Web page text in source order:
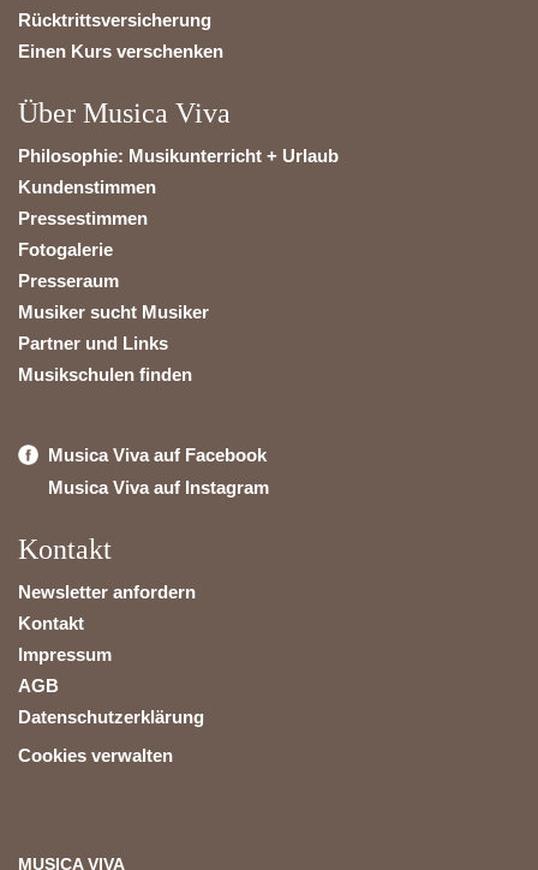
Rücktrittsversicherung
Einen Kurs verschenken
Über Musica Viva
Philosophie: Musikunterricht + Urlaub
Kundenstimmen
Pressestimmen
Fotogalerie
Presseraum
Musiker sucht Musiker
Partner und Links
Musikschulen finden
Musica Viva auf Facebook
Musica Viva auf Instagram
Kontakt
Newsletter anfordern
Kontakt
Impressum
AGB
Datenschutzerklärung
Cookies verwalten
MUSICA VIVA